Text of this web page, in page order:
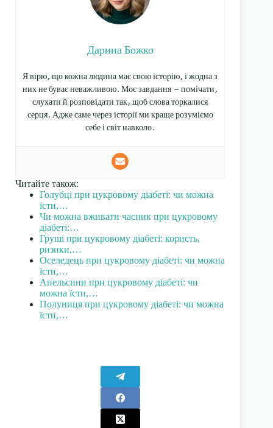
Дарина Божко
Я вірю, що кожна людина має свою історію, і жодна з
них не буває неважливою. Моє завдання — помічати,
слухати й розповідати так, щоб слова торкалися
серця. Адже саме через історії ми краще розуміємо
себе і світ навколо.
Читайте також:
Голубці при цукровому діабеті: чи можна
їсти,…
Чи можна вживати часник при цукровому
діабеті:…
Груші при цукровому діабеті: користь,
ризики,…
Оселедець при цукровому діабеті: чи можна
їсти,…
Апельсини при цукровому діабеті: чи
можна їсти,…
Полуниця при цукровому діабеті: чи можна
їсти,…